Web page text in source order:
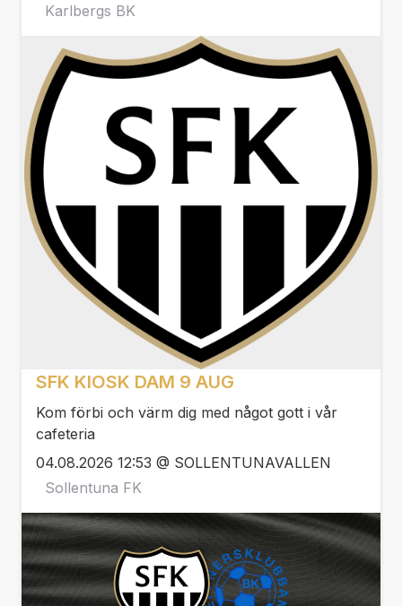
Karlbergs BK
SFK KIOSK DAM 9 AUG
Kom förbi och värm dig med något gott i vår
cafeteria
04.08.2026 12:53 @ SOLLENTUNAVALLEN
Sollentuna FK